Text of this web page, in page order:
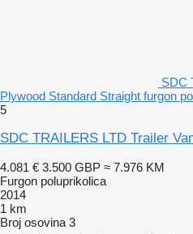
SDC
Plywood Standard Straight furgon
5
SDC TRAILERS LTD Trailer
4.081 € 3.500 GBP ≈ 7.976 KM
Furgon poluprikolica
2014
1 km
Broj osovina 3